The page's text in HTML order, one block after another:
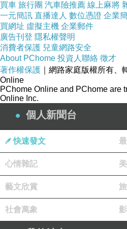
然。
我難過啊。不買書了，打
取便當時，特別在乎有沒有
錢。省啊省，總是不夠，
麼樣呢？
十多年後，我到報社上
說：你某叔現在住台北，
了，依女兒生活，你帶我
往。老師住公寓四樓，家
陋；見到我，一直誇讚，
分配到財產，卻吵鬧要他
地剩下來的錢全部拿出來
要，甚至數次握菜刀恐嚇
買車 旅行團 汽車險推薦 線上麻將
一元簡訊 直播達人 數位憑證 企業
買網址 虛擬主機 企業郵件
廣告刊登 隱私權聲明
消費者保護 兒童網路安全
About PChome 投資人聯絡 徵才
著作權保護 ｜網路家庭版權所有、
Online
PChome Online and PChome are
Online Inc.
個人新聞台
快速發文
心情雜記
藝文欣賞
社會萬象